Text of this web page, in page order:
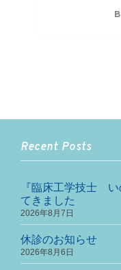
Recent Posts
『臨床工学技士
てきました
2026年8月7日
休診のお知らせ
2026年8月6日